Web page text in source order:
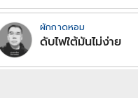
ผักกาดหอม
ดับไฟใต้มันไม่ง่าย